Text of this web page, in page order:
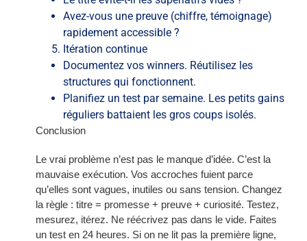
Avez-vous une preuve (chiffre, témoignage)
rapidement accessible ?
Itération continue
Documentez vos winners. Réutilisez les
structures qui fonctionnent.
Planifiez un test par semaine. Les petits gains
réguliers battaient les gros coups isolés.
Conclusion
Le vrai problème n’est pas le manque d’idée. C’est la
mauvaise exécution. Vos accroches fuient parce
qu’elles sont vagues, inutiles ou sans tension. Changez
la règle : titre = promesse + preuve + curiosité. Testez,
mesurez, itérez. Ne réécrivez pas dans le vide. Faites
un test en 24 heures. Si on ne lit pas la première ligne,